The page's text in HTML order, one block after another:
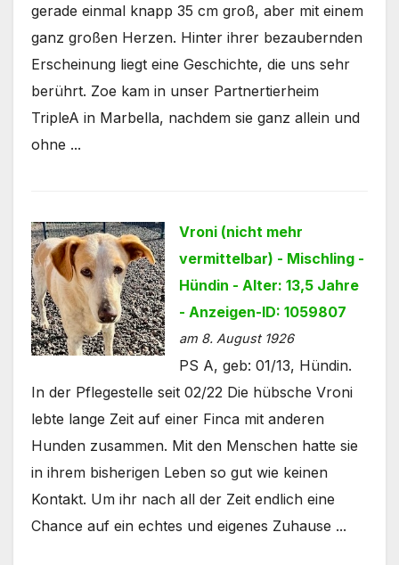
gerade einmal knapp 35 cm groß, aber mit einem
ganz großen Herzen. Hinter ihrer bezaubernden
Erscheinung liegt eine Geschichte, die uns sehr
berührt. Zoe kam in unser Partnertierheim
TripleA in Marbella, nachdem sie ganz allein und
ohne ...
Vroni (nicht mehr
vermittelbar) - Mischling -
Hündin - Alter: 13,5 Jahre
- Anzeigen-ID: 1059807
am 8. August 1926
PS A, geb: 01/13, Hündin.
In der Pflegestelle seit 02/22 Die hübsche Vroni
lebte lange Zeit auf einer Finca mit anderen
Hunden zusammen. Mit den Menschen hatte sie
in ihrem bisherigen Leben so gut wie keinen
Kontakt. Um ihr nach all der Zeit endlich eine
Chance auf ein echtes und eigenes Zuhause ...